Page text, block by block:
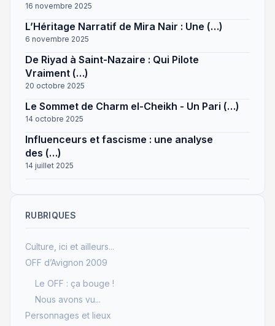
16 novembre 2025
L’Héritage Narratif de Mira Nair : Une (…)
6 novembre 2025
De Riyad à Saint-Nazaire : Qui Pilote
Vraiment (…)
20 octobre 2025
Le Sommet de Charm el-Cheikh - Un Pari (…)
14 octobre 2025
Influenceurs et fascisme : une analyse
des (…)
14 juillet 2025
RUBRIQUES
Culture, ici et ailleurs...
OFF d’Avignon 2009
Le OFF : ça bouge !
Nous avons vu...
Personnages et lieux